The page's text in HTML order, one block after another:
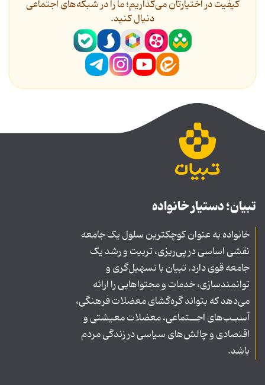
کیفیت در اختیارتان می‌گذاریم؛ ما را در شبکه‌های اجتماعی
دنیال کنید.
تبیان؛ دستیار خانواده
خانواده به عنوان کوچکترین سلول یک جامعه
نقشی اساسی در پی‌ریزی، تربیت و رشد یک
جامعه قوی دارد. تبیان با تسهیل‌گری و
توانمندسازی، خدمات و محتواهایی را ارائه
می‌دهد که بتواند گره‌گشای معضلات فرهنگی،
آسیـب‌های اجــتماعی، معضلات معیشتی و
اقتصادی و چالش‌های سیاسی در زندگی مردم
باشد.